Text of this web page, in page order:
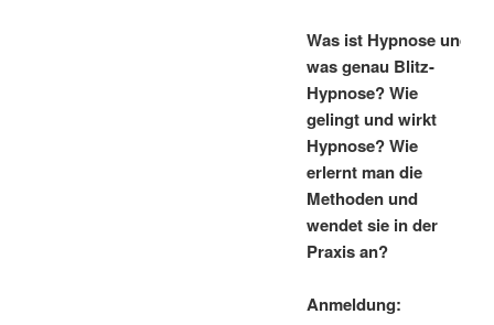
Was ist Hypnose und
was genau Blitz-
Hypnose? Wie
gelingt und wirkt
Hypnose? Wie
erlernt man die
Methoden und
wendet sie in der
Praxis an?
Anmeldung: